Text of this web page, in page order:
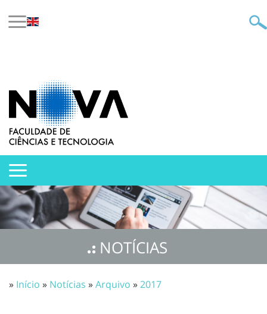
NOTÍCIAS
» Início » Notícias »Arquivo »2017